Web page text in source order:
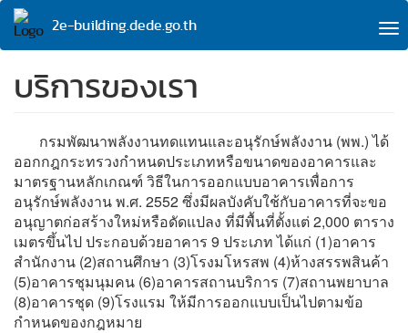
Skip
main
content
2e-building.dede.go.th
บริการของเรา
กรมพัฒนาพลังงานทดแทนและอนุรักษ์พลังงาน (พพ.) ได้
ออกกฎกระทรวงกำหนดประเภทหรือขนาดของอาคารและ
มาตรฐานหลักเกณฑ์ วิธีในการออกแบบอาคารเพื่อการ
อนุรักษ์พลังงาน พ.ศ. 2552 ซึ่งมีผลบังคับใช้กับอาคารที่จะขอ
อนุญาตก่อสร้างใหม่หรือดัดแปลง ที่มีพื้นที่ตั้งแต่ 2,000 ตาราง
เมตรขึ้นไป ประกอบด้วยอาคาร 9 ประเภท ได้แก่ (1)อาคาร
สำนักงาน (2)สถานศึกษา (3)โรงมโหรสพ (4)ห้างสรรพสินค้า
(5)อาคารชุมนุมคน (6)อาคารสถานบริการ (7)สถานพยาบาล
(8)อาคารชุด (9)โรงแรม ให้มีการออกแบบเป็นไปตามข้อ
กำหนดของกฎหมาย